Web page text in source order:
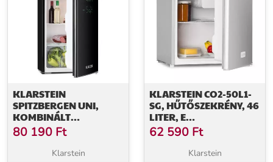
KLARSTEIN
SPITZBERGEN UNI,
KOMBINÁLT
HŰTŐSZEKRÉNY, 91
LITER, E
ENERGIAHATÉKONYSÁGI
80 190 Ft
Klarstein
KLARSTEIN CO2-50L1-
SG, HŰTŐSZEKRÉNY, 46
LITER, E
ENERGIAHATÉKONYSÁGI
OSZTÁLY,
ROZSDAMENTES ACÉL,
62 590 Ft
Klarstein